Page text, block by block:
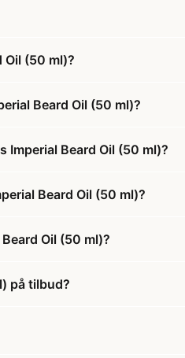
Oil (50 ml)?
Beard Oil (50 ml)?
Imperial Beard Oil (50 ml)?
Beard Oil (50 ml)?
Oil (50 ml)?
på tilbud?